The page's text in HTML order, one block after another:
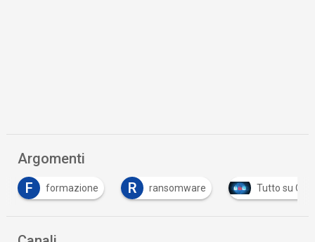
Argomenti
F
formazione R ransomware Tutto su